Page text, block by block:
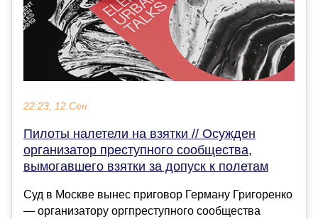
22:23, 12 Сен
Пилоты налетели на взятки // Осужден
организатор преступного сообщества,
вымогавшего взятки за допуск к полетам
Суд в Москве вынес приговор Герману Григоренко
— организатору оргпреступного сообщества